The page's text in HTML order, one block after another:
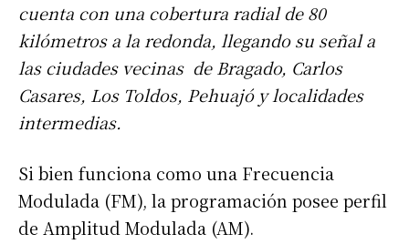
cuenta con una cobertura radial de 80
kilómetros a la redonda, llegando su señal a
las ciudades vecinas de Bragado, Carlos
Casares, Los Toldos, Pehuajó y localidades
intermedias.
Si bien funciona como una Frecuencia
Modulada (FM), la programación posee perfil
de Amplitud Modulada (AM).